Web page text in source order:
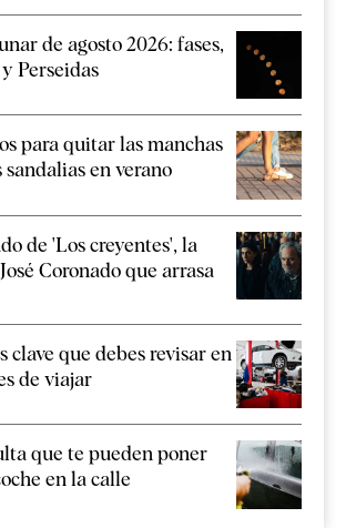
de agosto 2026: fases,
Perseidas
para quitar las manchas
sandalias en verano
de 'Los creyentes', la
Coronado que arrasa
clave que debes revisar en
de viajar
que te pueden poner
en la calle